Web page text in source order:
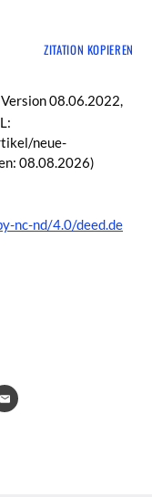
ZITATION KOPIEREN
08.06.2022,
neue-
08.08.2026)
nc-nd/4.0/deed.de